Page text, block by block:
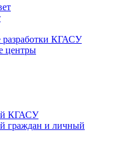
КГАСУ
центры
КГАСУ
граждан и личный